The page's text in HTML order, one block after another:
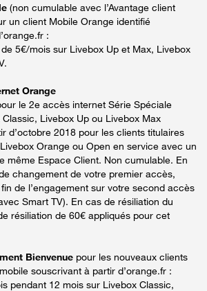
(non cumulable avec l’Avantage client
un client Mobile Orange identifié
:
5€/mois sur Livebox Up et Max, Livebox
Orange
le 2e accès internet Série Spéciale
Livebox Up ou Livebox Max
d’octobre 2018 pour les clients titulaires
Orange ou Open en service avec un
même Espace Client. Non cumulable. En
changement de votre premier accès,
de l’engagement sur votre second accès
Smart TV). En cas de résiliation du
résiliation de 60€ appliqués pour cet
Bienvenue pour les nouveaux clients
souscrivant à partir d’orange.fr :
pendant 12 mois sur Livebox Classic,